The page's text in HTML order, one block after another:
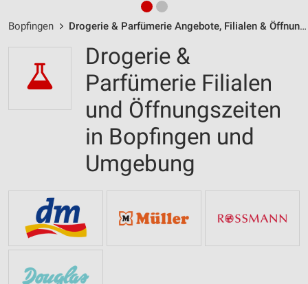
Bopfingen Drogerie & Parfümerie Angebote, Filialen & Öffnungszeiten
Drogerie &
Parfümerie Filialen
und Öffnungszeiten
in Bopfingen und
Umgebung